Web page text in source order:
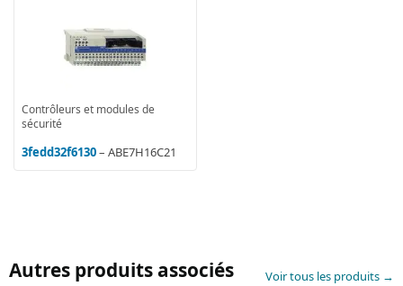
Contrôleurs et modules de
sécurité
3fedd32f6130– ABE7H16C21
Autres produits associés Voir tous les produits →